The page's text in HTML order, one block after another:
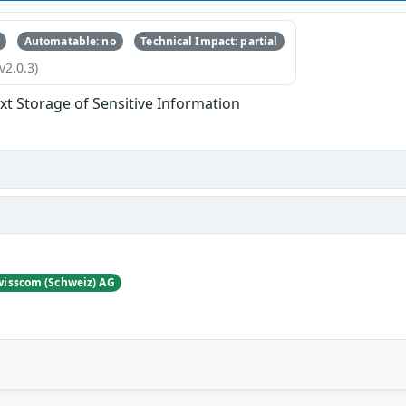
Automatable: no Technical Impact: partial
Storage of Sensitive Information
(Schweiz) AG